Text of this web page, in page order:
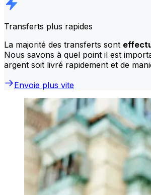
Transferts plus rapides
La majorité des transferts sont
Nous savons à quel point il est
argent soit livré rapidement et de
Envoie plus vite